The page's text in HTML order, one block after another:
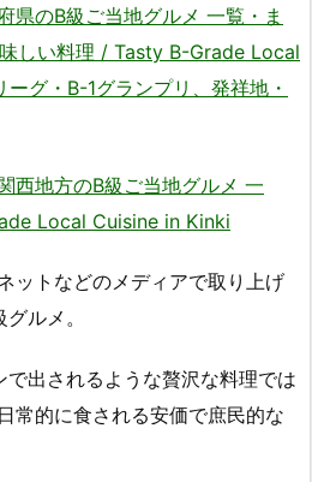
県のB級ご当地グルメ 一覧・ま
しい料理 / Tasty B-Grade Local
グ・B-1グランプリ、発祥地・
西地方のB級ご当地グルメ 一
Local Cuisine in Kinki
ットなどのメディアで取り上げ
ルメ。
出されるような贅沢な料理では
常的に食される安価で庶民的な